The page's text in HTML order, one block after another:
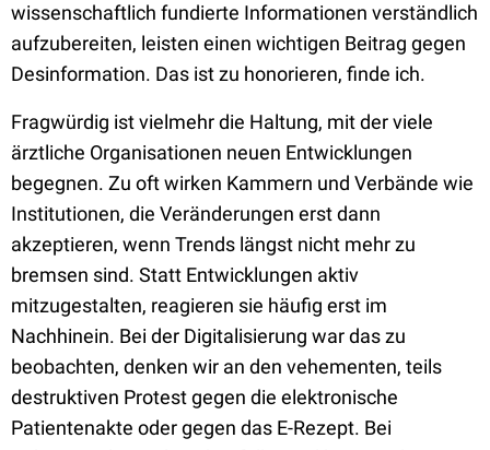
wissenschaftlich fundierte Informationen verständlich
aufzubereiten, leisten einen wichtigen Beitrag gegen
Desinformation. Das ist zu honorieren, finde ich.
Fragwürdig ist vielmehr die Haltung, mit der viele
ärztliche Organisationen neuen Entwicklungen
begegnen. Zu oft wirken Kammern und Verbände wie
Institutionen, die Veränderungen erst dann
akzeptieren, wenn Trends längst nicht mehr zu
bremsen sind. Statt Entwicklungen aktiv
mitzugestalten, reagieren sie häufig erst im
Nachhinein. Bei der Digitalisierung war das zu
beobachten, denken wir an den vehementen, teils
destruktiven Protest gegen die elektronische
Patientenakte oder gegen das E-Rezept. Bei